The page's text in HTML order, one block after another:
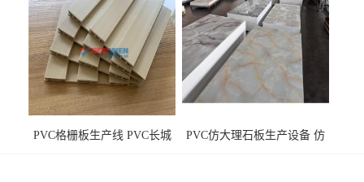
PVC格栅板生产线 PVC长城
PVC仿大理石板生产设备 仿